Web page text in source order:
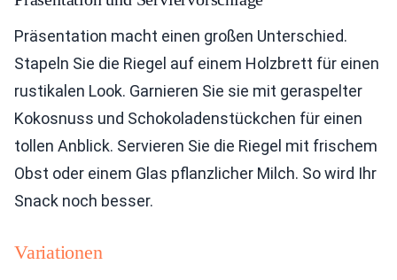
Präsentation macht einen großen Unterschied.
Stapeln Sie die Riegel auf einem Holzbrett für einen
rustikalen Look. Garnieren Sie sie mit geraspelter
Kokosnuss und Schokoladenstückchen für einen
tollen Anblick. Servieren Sie die Riegel mit frischem
Obst oder einem Glas pflanzlicher Milch. So wird Ihr
Snack noch besser.
Variationen